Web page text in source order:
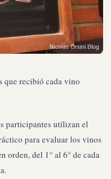
que recibió cada vino
participantes utilizan el
para evaluar los vinos
orden, del 1° al 6° de cada